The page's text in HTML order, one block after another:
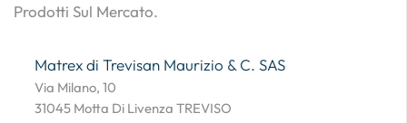
Prodotti Sul Mercato.
Matrex di Trevisan Maurizio & C. SAS
Via Milano, 10
31045 Motta Di Livenza TREVISO